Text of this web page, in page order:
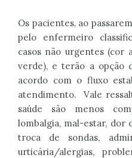
Os pacientes, ao
pelo enfermeiro
casos não urgentes (cor
verde), e terão a opção
acordo com o fluxo
atendimento. Vale
saúde são menos
lombalgia, mal-estar, dor
troca de sondas,
urticária/alergias,